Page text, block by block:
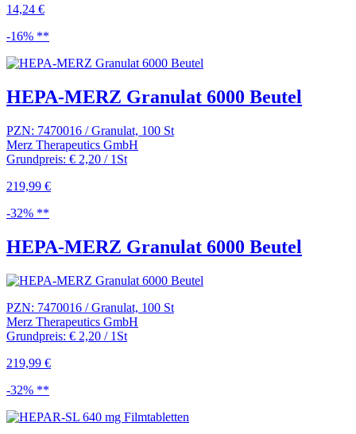
14,24 €
-16% **
HEPA-MERZ Granulat 6000 Beutel
PZN: 7470016 / Granulat, 100 St
Merz Therapeutics GmbH
Grundpreis: € 2,20 / 1St
219,99 €
-32% **
HEPA-MERZ Granulat 6000 Beutel
PZN: 7470016 / Granulat, 100 St
Merz Therapeutics GmbH
Grundpreis: € 2,20 / 1St
219,99 €
-32% **